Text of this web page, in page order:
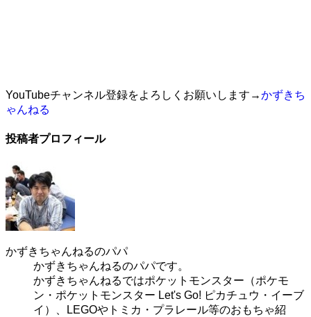
YouTubeチャンネル登録をよろしくお願いします→かずきち
ゃんねる
投稿者プロフィール
かずきちゃんねるのパパ
かずきちゃんねるのパパです。
かずきちゃんねるではポケットモンスター（ポケモ
ン・ポケットモンスター Let's Go! ピカチュウ・イーブ
イ）、LEGOやトミカ・プラレール等のおもちゃ紹